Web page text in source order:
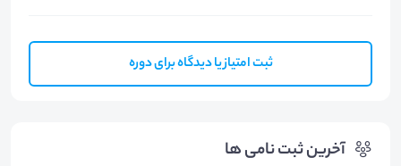
ثبت امتیاز یا دیدگاه برای دوره
آخرین ثبت نامی ها